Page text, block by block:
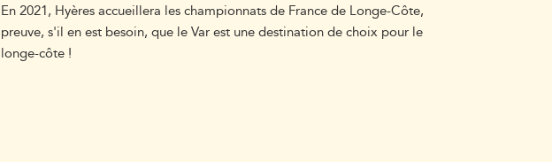
En 2021, Hyères accueillera les championnats de France de Longe-Côte,
preuve, s'il en est besoin, que le Var est une destination de choix pour le
longe-côte !